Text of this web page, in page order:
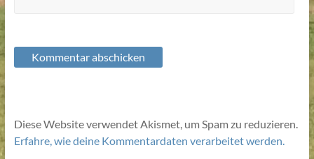
Diese Website verwendet Akismet, um Spam zu reduzieren.
Erfahre, wie deine Kommentardaten verarbeitet werden.